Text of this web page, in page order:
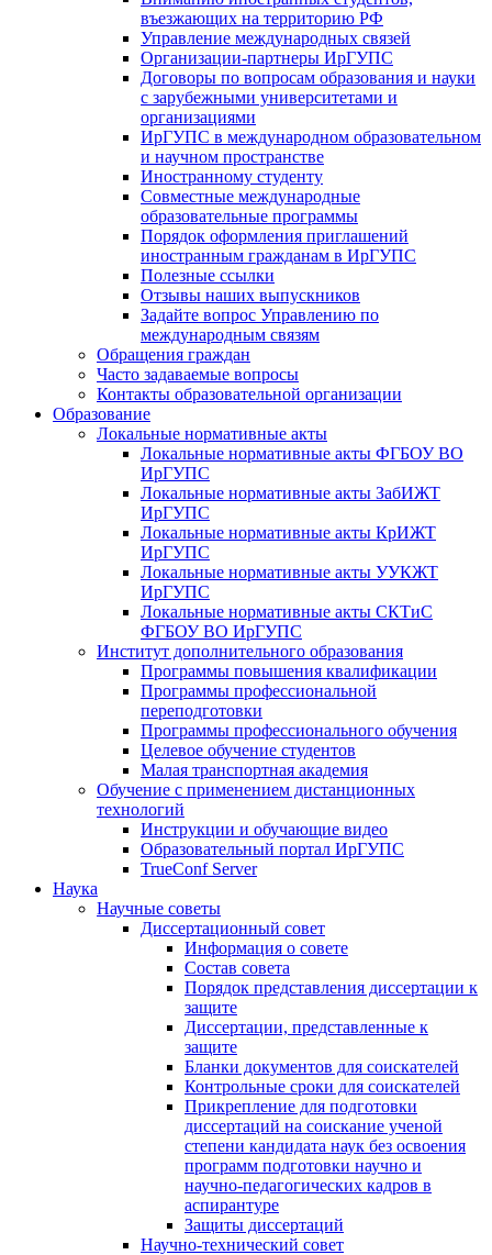
въезжающих на территорию РФ
Управление международных связей
Организации-партнеры ИрГУПС
Договоры по вопросам образования и науки
с зарубежными университетами и
организациями
ИрГУПС в международном образовательном
и научном пространстве
Иностранному студенту
Совместные международные
образовательные программы
Порядок оформления приглашений
иностранным гражданам в ИрГУПС
Полезные ссылки
Отзывы наших выпускников
Задайте вопрос Управлению по
международным связям
Обращения граждан
Часто задаваемые вопросы
Контакты образовательной организации
Образование
Локальные нормативные акты
Локальные нормативные акты ФГБОУ ВО
ИрГУПС
Локальные нормативные акты ЗабИЖТ
ИрГУПС
Локальные нормативные акты КрИЖТ
ИрГУПС
Локальные нормативные акты УУКЖТ
ИрГУПС
Локальные нормативные акты СКТиС
ФГБОУ ВО ИрГУПС
Институт дополнительного образования
Программы повышения квалификации
Программы профессиональной
переподготовки
Программы профессионального обучения
Целевое обучение студентов
Малая транспортная академия
Обучение с применением дистанционных
технологий
Инструкции и обучающие видео
Образовательный портал ИрГУПС
TrueConf Server
Наука
Научные советы
Диссертационный совет
Информация о совете
Состав совета
Порядок представления диссертации к
защите
Диссертации, представленные к
защите
Бланки документов для соискателей
Контрольные сроки для соискателей
Прикрепление для подготовки
диссертаций на соискание ученой
степени кандидата наук без освоения
программ подготовки научно и
научно-педагогических кадров в
аспирантуре
Защиты диссертаций
Научно-технический совет